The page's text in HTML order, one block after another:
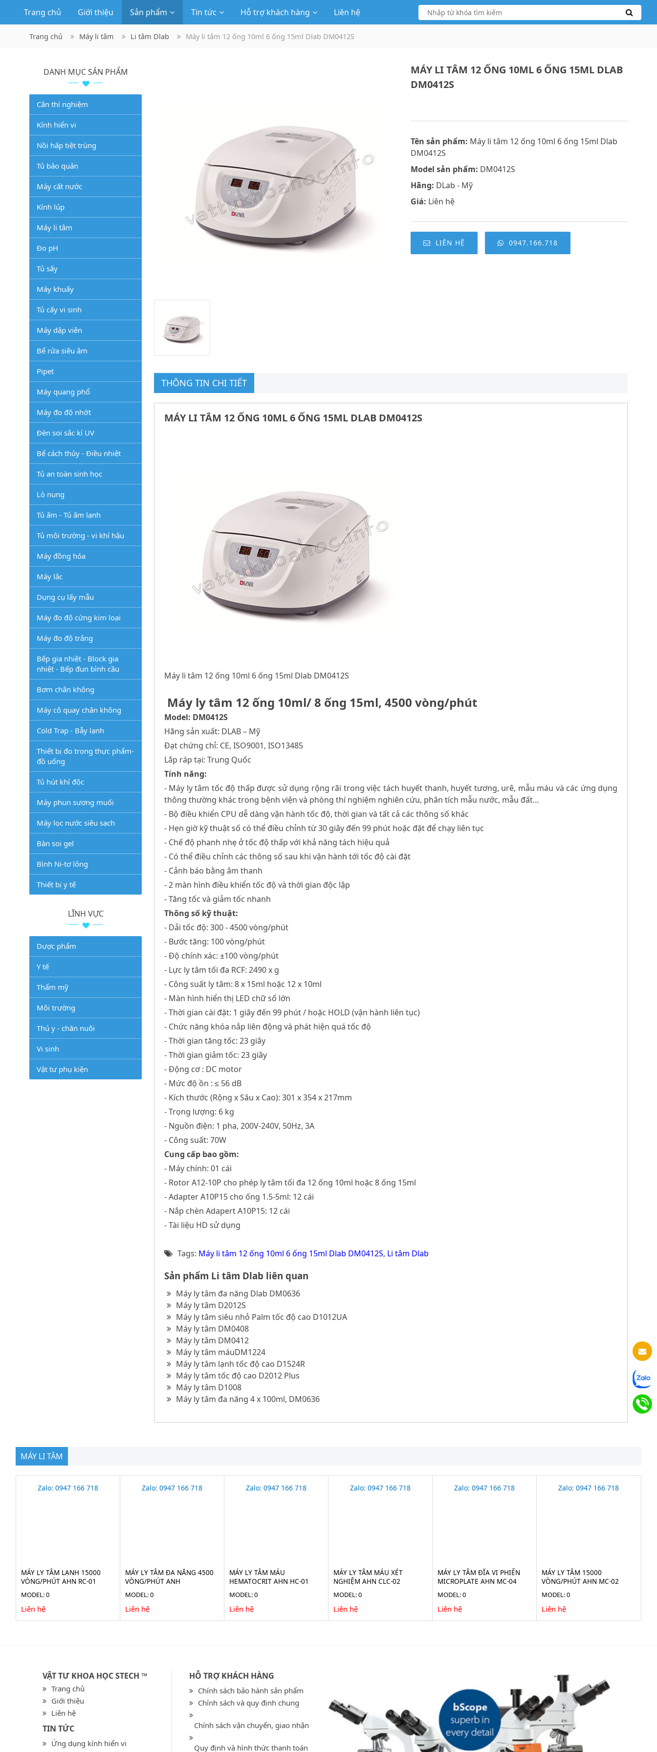
Trang chủ Giới thiệu Sản phẩm Tin tức Hỗ trợ khách hàng Liên hệ
Trang chủ Máy li tâm Li tâm Dlab Máy li tâm 12 ống 10ml 6 ống 15ml Dlab DM0412S
MÁY LI TÂM 12 ỐNG 10ML 6 ỐNG 15ML DLAB
DM0412S
Tên sản phẩm: Máy li tâm 12 ống 10ml 6 ống 15ml Dlab
DM0412S
Model sản phẩm: DM0412S
Hãng: DLab - Mỹ
Giá: Liên hệ
LIÊN HỆ 0947.166.718
THÔNG TIN CHI TIẾT
MÁY LI TÂM 12 ỐNG 10ML 6 ỐNG 15ML DLAB DM0412S
Máy li tâm 12 ống 10ml 6 ống 15ml Dlab DM0412S
Máy ly tâm 12 ống 10ml/ 8 ống 15ml, 4500 vòng/phút
Model: DM0412S
Hãng sản xuất: DLAB – Mỹ
Đạt chứng chỉ: CE, ISO9001, ISO13485
Lắp ráp tại: Trung Quốc
Tính năng:
- Máy ly tâm tốc độ thấp được sử dụng rộng rãi trong việc tách huyết thanh, huyết tương, urê, mẫu máu và các ứng dụng
thông thường khác trong bệnh viện và phòng thí nghiệm nghiên cứu, phân tích mẫu nước, mẫu đất…
- Bộ điều khiển CPU dễ dàng vận hành tốc độ, thời gian và tất cả các thông số khác
- Hẹn giờ kỹ thuật số có thể điều chỉnh từ 30 giây đến 99 phút hoặc đặt để chạy liên tục
- Chế độ phanh nhẹ ở tốc độ thấp với khả năng tách hiệu quả
- Có thể điều chỉnh các thông số sau khi vận hành tới tốc độ cài đặt
- Cảnh báo bằng âm thanh
- 2 màn hình điều khiển tốc độ và thời gian độc lập
- Tăng tốc và giảm tốc nhanh
Thông số kỹ thuật:
- Dải tốc độ: 300 - 4500 vòng/phút
- Bước tăng: 100 vòng/phút
- Độ chính xác: ±100 vòng/phút
- Lực ly tâm tối đa RCF: 2490 x g
- Công suất ly tâm: 8 x 15ml hoặc 12 x 10ml
- Màn hình hiển thị LED chữ số lớn
- Thời gian cài đặt: 1 giây đến 99 phút / hoặc HOLD (vận hành liên tục)
- Chức năng khóa nắp liên động và phát hiện quá tốc độ
- Thời gian tăng tốc: 23 giây
- Thời gian giảm tốc: 23 giây
- Động cơ : DC motor
- Mức độ ồn : ≤ 56 dB
- Kích thước (Rộng x Sâu x Cao): 301 x 354 x 217mm
- Trọng lượng: 6 kg
- Nguồn điện: 1 pha, 200V-240V, 50Hz, 3A
- Công suất: 70W
Cung cấp bao gồm:
- Máy chính: 01 cái
- Rotor A12-10P cho phép ly tâm tối đa 12 ống 10ml hoặc 8 ống 15ml
- Adapter A10P15 cho ống 1.5-5ml: 12 cái
- Nắp chèn Adapert A10P15: 12 cái
- Tài liệu HD sử dụng
Tags: Máy li tâm 12 ống 10ml 6 ống 15ml Dlab DM0412S, Li tâm Dlab
Sản phẩm Li tâm Dlab liên quan
Máy ly tâm đa năng Dlab DM0636
Máy ly tâm D2012S
Máy ly tâm siêu nhỏ Palm tốc độ cao D1012UA
Máy ly tâm DM0408
Máy ly tâm DM0412
Máy ly tâm máuDM1224
Máy ly tâm lạnh tốc độ cao D1524R
Máy ly tâm tốc độ cao D2012 Plus
Máy ly tâm D1008
Máy ly tâm đa năng 4 x 100ml, DM0636
DANH MỤC SẢN PHẨM
Cân thí nghiệm
Kính hiển vi
Nồi hấp tiệt trùng
Tủ bảo quản
Máy cất nước
Kính lúp
Máy li tâm
Đo pH
Tủ sấy
Máy khuấy
Tủ cấy vi sinh
Máy dập viên
Bể rửa siêu âm
Pipet
Máy quang phổ
Máy đo độ nhớt
Đèn soi sắc kí UV
Bể cách thủy - Điều nhiệt
Tủ an toàn sinh học
Lò nung
Tủ ấm - Tủ ấm lạnh
Tủ môi trường - vi khí hậu
Máy đồng hóa
Máy lắc
Dụng cụ lấy mẫu
Máy đo độ cứng kim loại
Máy đo độ trắng
Bếp gia nhiệt - Block gia
nhiệt - Bếp đun bình cầu
Bơm chân không
Máy cô quay chân không
Cold Trap - Bẫy lạnh
Thiết bị đo trong thực phẩm-
đồ uống
Tủ hút khí độc
Máy phun sương muối
Máy lọc nước siêu sạch
Bàn soi gel
Bình Ni-tơ lỏng
Thiết bị y tế
LĨNH VỰC
Dược phẩm
Y tế
Thẩm mỹ
Môi trường
Thú y - chăn nuôi
Vi sinh
Vật tư phụ kiện
MÁY LI TÂM
Zalo: 0947 166 718
MÁY LY TÂM LẠNH 15000
VÒNG/PHÚT AHN RC-01
MODEL: 0
Liên hệ
Zalo: 0947 166 718
MÁY LY TÂM ĐA NĂNG 4500
VÒNG/PHÚT ANH
MODEL: 0
Liên hệ
Zalo: 0947 166 718
MÁY LY TÂM MÁU
HEMATOCRIT AHN HC-01
MODEL: 0
Liên hệ
Zalo: 0947 166 718
MÁY LY TÂM MÁU XÉT
NGHIỆM AHN CLC-02
MODEL: 0
Liên hệ
Zalo: 0947 166 718
MÁY LY TÂM ĐĨA VI PHIẾN
MICROPLATE AHN MC-04
MODEL: 0
Liên hệ
Zalo: 0947 166 718
MÁY LY TÂM 15000
VÒNG/PHÚT AHN MC-02
MODEL: 0
Liên hệ
VẬT TƯ KHOA HỌC STECH ™
Trang chủ
Giới thiệu
Liên hệ
TIN TỨC
Ứng dụng kính hiển vi
HỖ TRỢ KHÁCH HÀNG
Chính sách bảo hành sản phẩm
Chính sách và quy định chung
Chính sách vận chuyển, giao nhận
Quy định và hình thức thanh toán